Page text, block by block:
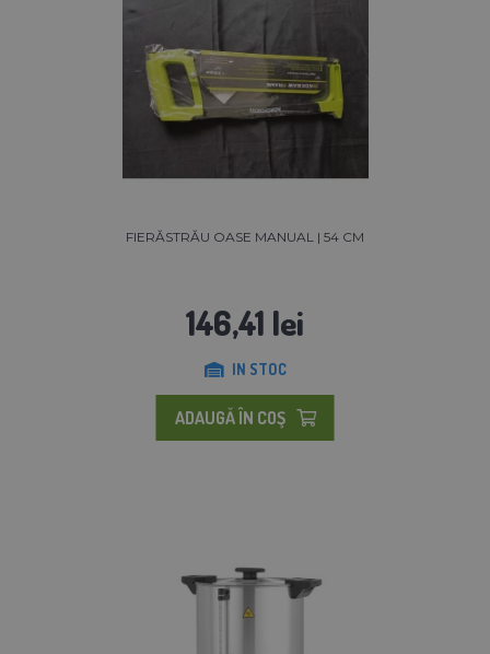
FIERĂSTRĂU OASE MANUAL | 54 CM
146,41 lei
IN STOC
ADAUGĂ ÎN COŞ